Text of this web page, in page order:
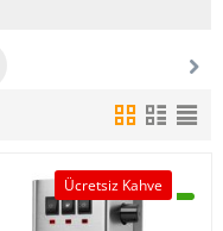
Ücretsiz Kahve